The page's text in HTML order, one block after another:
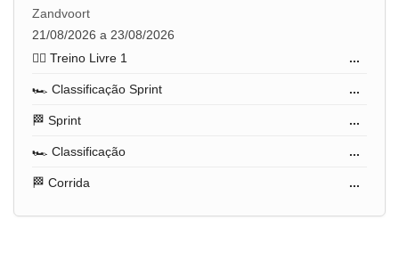
Zandvoort
21/08/2026 a 23/08/2026
🏋️‍♂️ Treino Livre 1
...
🏎️ Classificação Sprint ...
🏁 Sprint ...
🏎️ Classificação ...
🏁 Corrida ...